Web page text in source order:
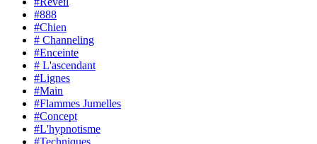
#888
#Chien
# Channeling
#Enceinte
# L'ascendant
#Lignes
#Main
#Flammes Jumelles
#Concept
#L'hypnotisme
#Techniques